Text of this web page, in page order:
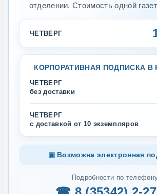
отделении. Стоимость одной
ЧЕТВЕРГ
КОРПОРАТИВНАЯ ПОДПИСКА В
ЧЕТВЕРГ
без доставки
ЧЕТВЕРГ
с доставкой от 10 экземпляров
▣ Возможна электронная
Подробности по